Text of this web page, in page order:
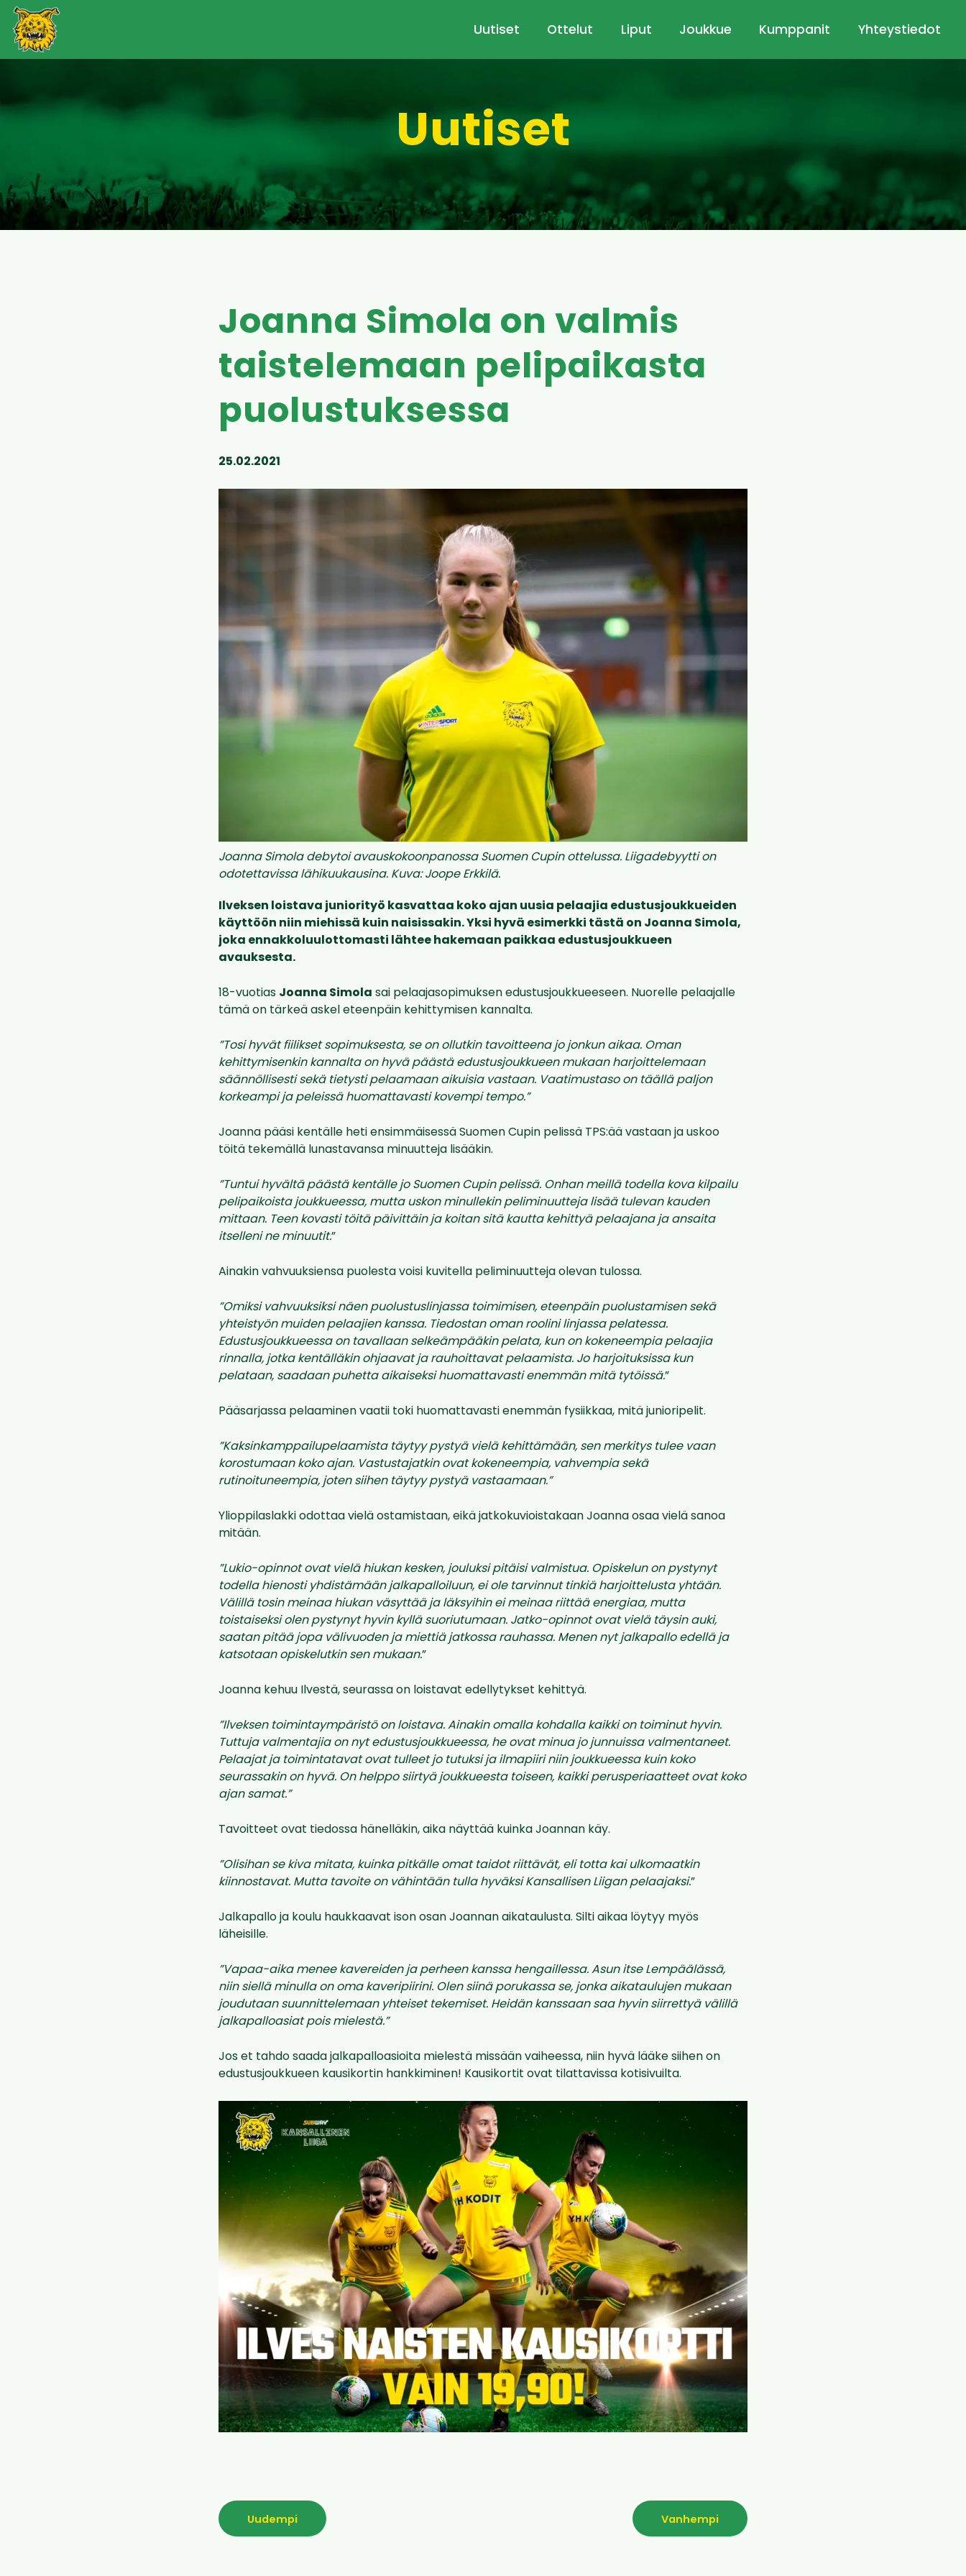
Uutiset Ottelut Liput Joukkue Kumppanit Yhteystiedot
Uutiset
Joanna Simola on valmis
taistelemaan pelipaikasta
puolustuksessa
25.02.2021
Joanna Simola debytoi avauskokoonpanossa Suomen Cupin ottelussa. Liigadebyytti on
odotettavissa lähikuukausina. Kuva: Joope Erkkilä.
Ilveksen loistava juniorityö kasvattaa koko ajan uusia pelaajia edustusjoukkueiden
käyttöön niin miehissä kuin naisissakin. Yksi hyvä esimerkki tästä on Joanna Simola,
joka ennakkoluulottomasti lähtee hakemaan paikkaa edustusjoukkueen
avauksesta.
18-vuotias Joanna Simola sai pelaajasopimuksen edustusjoukkueeseen. Nuorelle pelaajalle
tämä on tärkeä askel eteenpäin kehittymisen kannalta.
”Tosi hyvät fiilikset sopimuksesta, se on ollutkin tavoitteena jo jonkun aikaa. Oman
kehittymisenkin kannalta on hyvä päästä edustusjoukkueen mukaan harjoittelemaan
säännöllisesti sekä tietysti pelaamaan aikuisia vastaan. Vaatimustaso on täällä paljon
korkeampi ja peleissä huomattavasti kovempi tempo.”
Joanna pääsi kentälle heti ensimmäisessä Suomen Cupin pelissä TPS:ää vastaan ja uskoo
töitä tekemällä lunastavansa minuutteja lisääkin.
”Tuntui hyvältä päästä kentälle jo Suomen Cupin pelissä. Onhan meillä todella kova kilpailu
pelipaikoista joukkueessa, mutta uskon minullekin peliminuutteja lisää tulevan kauden
mittaan. Teen kovasti töitä päivittäin ja koitan sitä kautta kehittyä pelaajana ja ansaita
itselleni ne minuutit.”
Ainakin vahvuuksiensa puolesta voisi kuvitella peliminuutteja olevan tulossa.
”Omiksi vahvuuksiksi näen puolustuslinjassa toimimisen, eteenpäin puolustamisen sekä
yhteistyön muiden pelaajien kanssa. Tiedostan oman roolini linjassa pelatessa.
Edustusjoukkueessa on tavallaan selkeämpääkin pelata, kun on kokeneempia pelaajia
rinnalla, jotka kentälläkin ohjaavat ja rauhoittavat pelaamista. Jo harjoituksissakun
pelataan, saadaan puhetta aikaiseksi huomattavasti enemmän mitä tytöissä.”
Pääsarjassa pelaaminen vaatii toki huomattavasti enemmän fysiikkaa, mitä junioripelit.
”Kaksinkamppailupelaamista täytyy pystyä vielä kehittämään, sen merkitys tulee vaan
korostumaan koko ajan. Vastustajatkin ovat kokeneempia, vahvempia sekä
rutinoituneempia, joten siihen täytyy pystyä vastaamaan.”
Ylioppilaslakki odottaa vielä ostamistaan, eikä jatkokuvioistakaan Joanna osaa vielä sanoa
mitään.
”Lukio-opinnot ovat vielä hiukan kesken, jouluksi pitäisi valmistua. Opiskelun on pystynyt
todella hienosti yhdistämään jalkapalloiluun, ei ole tarvinnut tinkiä harjoittelusta yhtään.
Välillä tosin meinaa hiukan väsyttää ja läksyihin ei meinaa riittää energiaa, mutta
toistaiseksi olen pystynyt hyvin kyllä suoriutumaan. Jatko-opinnot ovat vielä täysin auki,
saatan pitää jopa välivuoden ja miettiä jatkossa rauhassa. Menen nyt jalkapallo edellä ja
katsotaan opiskelutkin sen mukaan.”
Joanna kehuu Ilvestä, seurassa on loistavat edellytykset kehittyä.
”Ilveksen toimintaympäristö on loistava. Ainakin omalla kohdalla kaikki on toiminut hyvin.
Tuttuja valmentajia on nyt edustusjoukkueessa, he ovat minua jo junnuissa valmentaneet.
Pelaajat ja toimintatavat ovat tulleet jo tutuksi ja ilmapiiri niin joukkueessa kuin koko
seurassakin on hyvä. On helppo siirtyä joukkueesta toiseen, kaikki perusperiaatteet ovat koko
ajan samat.”
Tavoitteet ovat tiedossa hänelläkin, aika näyttää kuinka Joannan käy.
”Olisihan se kiva mitata, kuinka pitkälle omat taidot riittävät, eli totta kai ulkomaatkin
kiinnostavat. Mutta tavoite on vähintään tulla hyväksi Kansallisen Liigan pelaajaksi.”
Jalkapallo ja koulu haukkaavat ison osan Joannan aikataulusta. Silti aikaa löytyy myös
läheisille.
”Vapaa-aika menee kavereiden ja perheen kanssa hengaillessa. Asun itse Lempäälässä,
niin siellä minulla on oma kaveripiirini. Olen siinä porukassa se, jonka aikataulujen mukaan
joudutaan suunnittelemaan yhteiset tekemiset. Heidän kanssaan saa hyvin siirrettyä välillä
jalkapalloasiat pois mielestä.”
Jos et tahdo saada jalkapalloasioita mielestä missään vaiheessa, niin hyvä lääke siihen on
edustusjoukkueen kausikortin hankkiminen! Kausikortit ovat tilattavissa kotisivuilta.
Vanhempi
Uudempi